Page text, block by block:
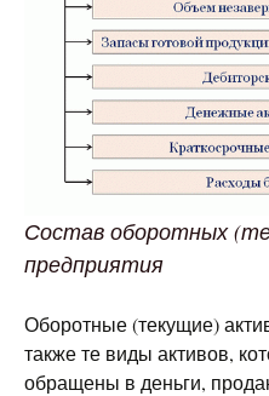
Состав оборотных
предприятия
Оборотные (текущие)
также те виды активов,
обращены в деньги,